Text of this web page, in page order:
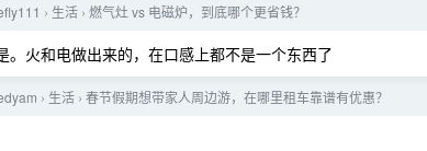
› 生活 › 燃气灶 vs 电磁炉，到底哪个更省钱？
。火和电做出来的，在口感上都不是一个东西了
› 生活 › 春节假期想带家人周边游，在哪里租车靠谱有优惠？